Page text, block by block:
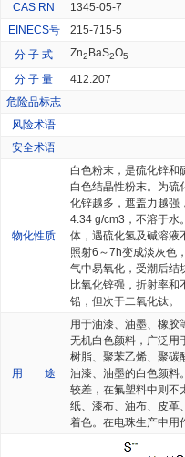
CAS RN
1345-05-7
EINECS号
215-715-5
分 子 式
Zn2 BaS2O5
分 子 量
412.207
危险品标志
风险术语
安全术语
物化性质
白色粉末，是硫化锌和
白色结晶性粉末。为硫
化锌越多，遮盖力越强
4.34 g/cm3，不溶于水
体，遇硫化氢及碱溶液
照射6～7h变成淡灰色
气中易氧化，受潮后结
比氧化锌强，折射率和
铅，但次于二氧化钛。
用 途
用于油漆、油墨、橡胶
无机白色颜料，广泛用
树脂、聚苯乙烯、聚碳
油漆、油墨的白色颜料
较差，在氟塑料中则不
纸、漆布、油布、皮革
着色。在电珠生产中用